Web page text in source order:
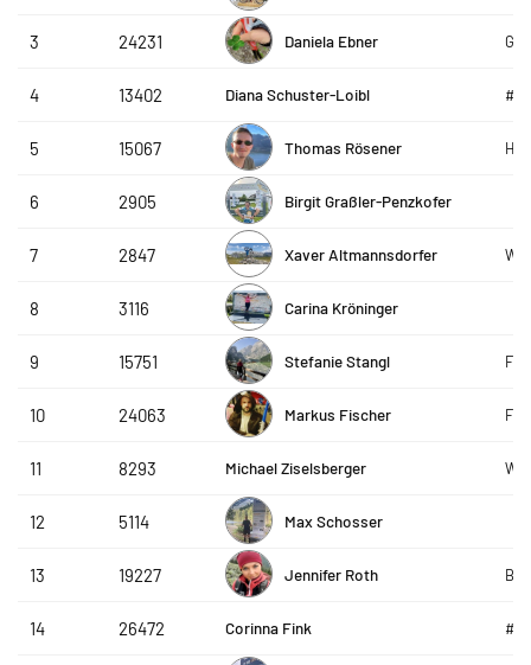
3 24231 Daniela Ebner GP
4 13402 Diana Schuster-Loibl
5 15067 Thomas Rösener
6 2905 Birgit Graßler-Penzkofer
7 2847 Xaver Altmannsdorfer
8 3116 Carina Kröninger
9 15751 Stefanie Stangl FC
10 24063 Markus Fischer FC
11 8293 Michael Ziselsberger
12 5114 Max Schosser
13 19227 Jennifer Roth
14 26472 Corinna Fink